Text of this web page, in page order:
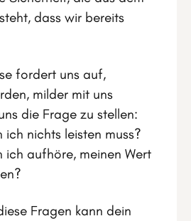
dass wir bereits
fordert uns auf,
milder mit uns
die Frage zu stellen:
ich nichts leisten muss?
ich aufhöre, meinen Wert
Fragen kann dein